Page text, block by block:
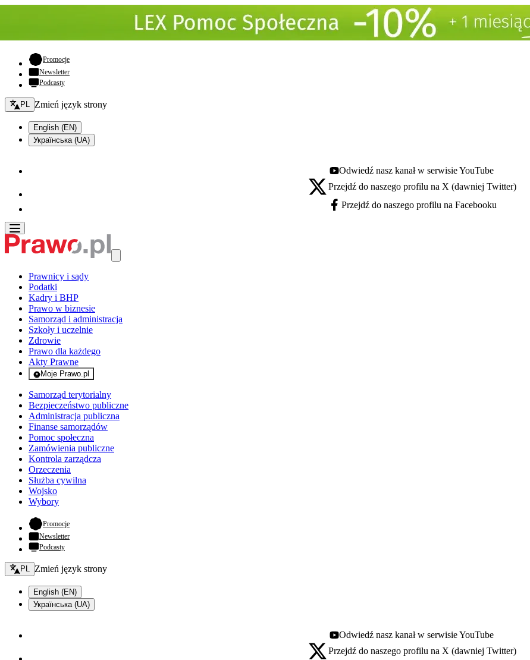
Promocje- otwiera się w nowej karcie
Newsletter
Podcasty
Zmień język - bieżący:
PL Zmień język strony
English (EN)
Українська (UA)
Youtube - otwiera się w nowej karcie
Odwiedź nasz kanał w serwisie YouTube
X - otwiera się w nowej karcie
Przejdź do naszego profilu na X (dawniej Twitter)
Facebook - otwiera się w nowej karcie
Przejdź do naszego profilu na Facebooku
Prawnicy i sądy
Podatki
Kadry i BHP
Prawo w biznesie
Samorząd i administracja
Szkoły i uczelnie
Zdrowie
Prawo dla każdego
Akty Prawne
Moje Prawo.pl
- rejestracja i logowanie do serwisu
Samorząd terytorialny
Bezpieczeństwo publiczne
Administracja publiczna
Finanse samorządów
Pomoc społeczna
Zamówienia publiczne
Kontrola zarządcza
Orzeczenia
Służba cywilna
Wojsko
Wybory
Promocje- otwiera się w nowej karcie
Newsletter
Podcasty
Zmień język - bieżący:
PL Zmień język strony
English (EN)
Українська (UA)
Youtube - otwiera się w nowej karcie
Odwiedź nasz kanał w serwisie YouTube
X - otwiera się w nowej karcie
Przejdź do naszego profilu na X (dawniej Twitter)